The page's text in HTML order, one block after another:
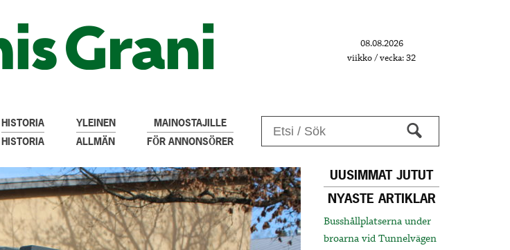
08.08.2026
viikko / vecka: 32
HISTORIA
HISTORIA
YLEINEN
ALLMÄN
MAINOSTAJILLE
FÖR ANNONSÖRER
UUSIMMAT JUTUT
NYASTE ARTIKLAR
Busshållplatserna under
broarna vid Tunnelvägen